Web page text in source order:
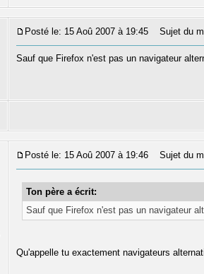
Posté le: 15 Aoû 2007 à 19:45 Sujet du
Sauf que Firefox n'est pas un navigateur
Posté le: 15 Aoû 2007 à 19:46 Sujet du
Ton père a écrit:
Sauf que Firefox n'est pas un navigateur
Qu'appelle tu exactement navigateurs